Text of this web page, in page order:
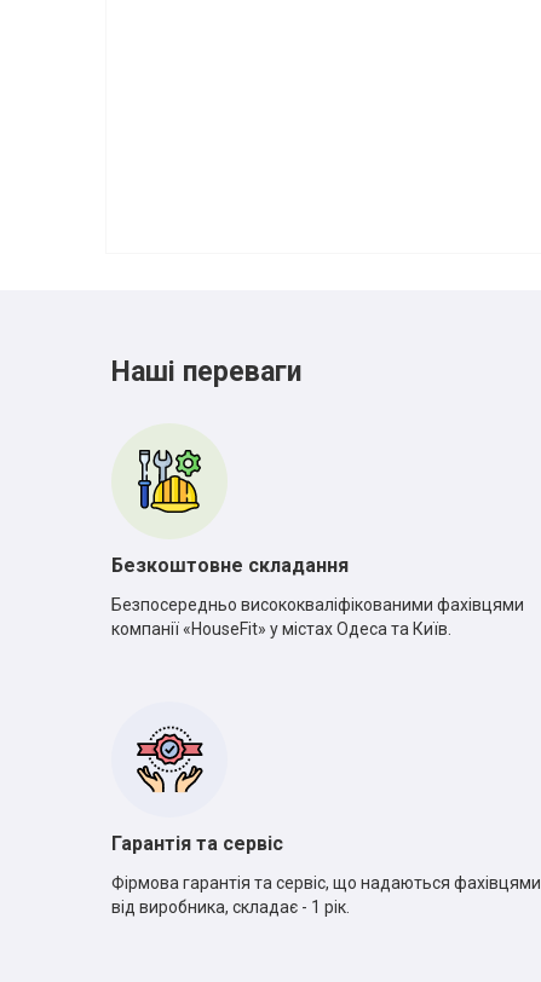
Наші переваги
Безкоштовне складання
Безпосередньо висококваліфікованими фахівцями
компанії «HouseFit» у містах Одеса та Київ.
Гарантія та сервіс
Фірмова гарантія та сервіс, що надаються фахівцями
від виробника, складає - 1 рік.